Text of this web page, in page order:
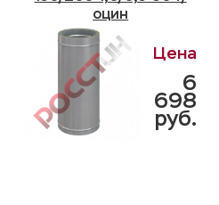
оцин
6
698
руб.